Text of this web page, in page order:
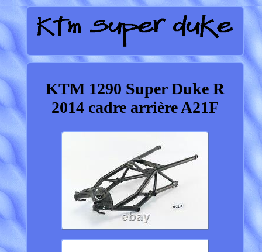
KTM 1290 Super Duke R
2014 cadre arrière A21F